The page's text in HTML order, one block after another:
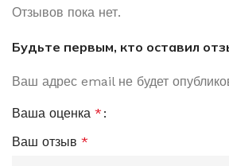
Отзывов пока нет.
Будьте первым, кто оставил
Ваш адрес email не будет
Ваша оценка *
Ваш отзыв *